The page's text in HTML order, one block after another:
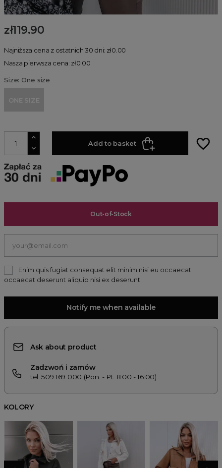
zł119.90
Najniższa cena z ostatnich 30 dni: zł0.00
Nasza pierwsza cena: zł0.00
Size: One size
ONE SIZE
Add to basket favorite_border
Out-of-Stock
Enim quis fugiat consequat elit minim nisi eu occaecat
occaecat deserunt aliquip nisi ex deserunt.
Notify me when available
Ask about product
Zadzwoń i zamów
tel. 509 169 000 (Pon. - Pt. 8:00 - 16:00)
KOLORY